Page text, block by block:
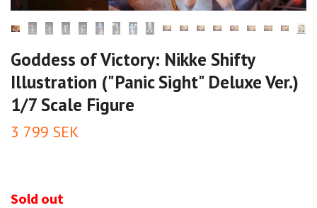
Goddess of Victory: Nikke Shifty
Illustration ("Panic Sight" Deluxe Ver.)
1/7 Scale Figure
3 799 SEK
Sold out